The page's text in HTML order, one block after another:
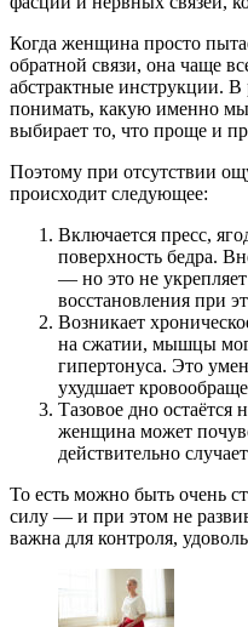
Когда женщина просто
обратной связи, она чаще
абстрактные инструкции. В
понимать, какую именно
выбирает то, что проще и
Поэтому при отсутствии
происходит следующее:
Включается пресс,
поверхность бедра.
— но это не
восстановления при
Возникает
на сжатии, мышцы
гипертонуса. Это
ухудшает
Тазовое дно
женщина может
действительно
То есть можно быть очень
силу — и при этом не
важна для контроля,